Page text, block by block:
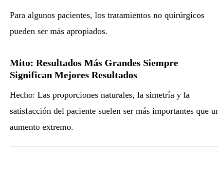
Para algunos pacientes, los tratamientos no quirúrgicos
pueden ser más apropiados.
Mito: Resultados Más Grandes Siempre
Significan Mejores Resultados
Hecho: Las proporciones naturales, la simetría y la
satisfacción del paciente suelen ser más importantes que
aumento extremo.